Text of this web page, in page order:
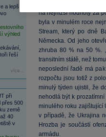
a lepší
výhled
řeší
více...
při
přes 500
země
40
v
na nejnižší hodnoty za
byla v minulém roce
Stream, který po dně
Německa. Od jeho
zhruba 80 % na 50 %.
transitním státě, než
neposlední řadě má
rozpočtu jsou totiž z
minulý týden ujistil, že
nehodlá být k
minulého roku zajištující
v případě, že Ukrajina
Hrozba je součástí
armádu.